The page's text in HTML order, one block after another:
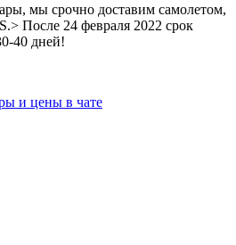
мы срочно доставим самолетом,
После 24 февраля 2022 срок
40 дней!
и цены в чате